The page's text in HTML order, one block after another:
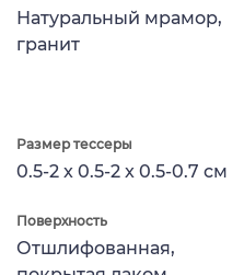
Натуральный мрамор,
гранит
Размер тессеры
0.5-2 x 0.5-2 x 0.5-0.7 см
Поверхность
Отшлифованная,